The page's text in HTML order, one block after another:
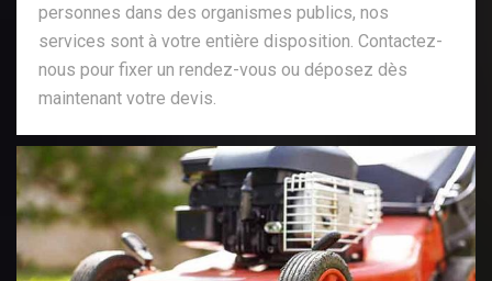
personnes dans des organismes publics, nos
services sont à votre entière disposition. Contactez-
nous pour fixer un rendez-vous ou déposez dès
maintenant votre devis.